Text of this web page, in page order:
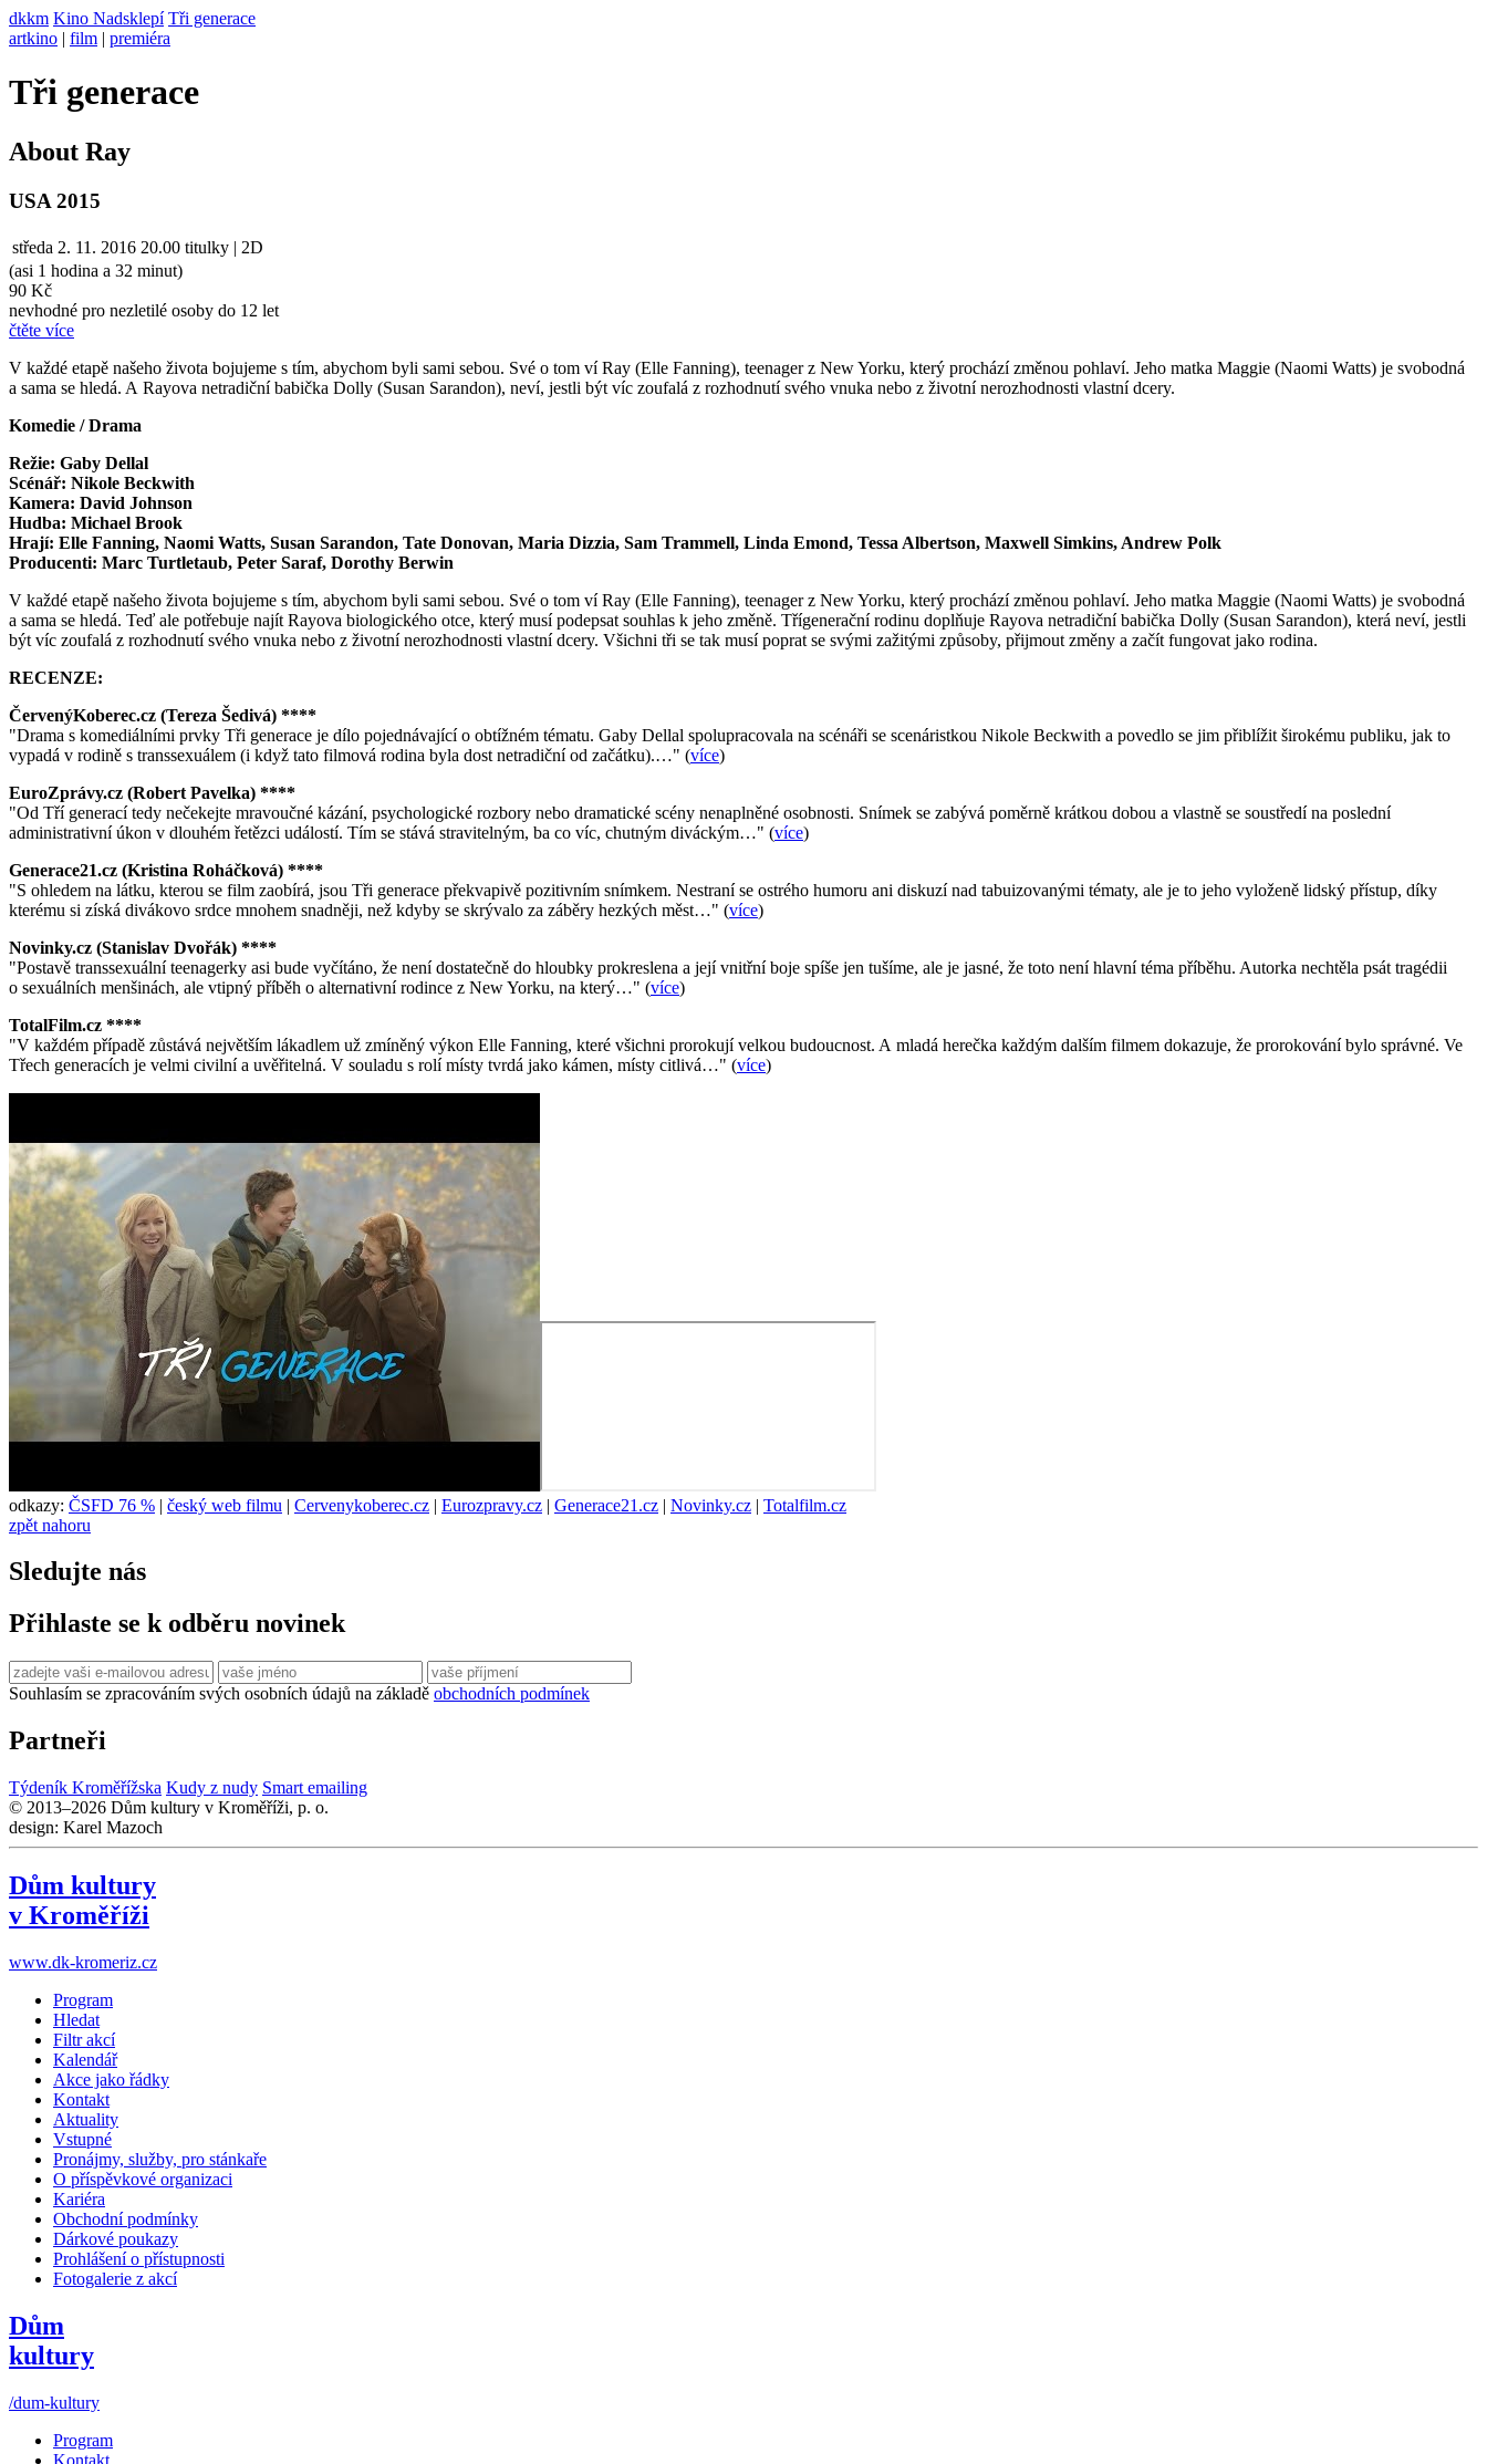
dkkm Kino Nadsklepí Tři generace
artkino | film | premiéra
Tři generace
About Ray
USA 2015
středa 2. 11. 2016 20.00 titulky | 2D
(asi 1 hodina a 32 minut)
90 Kč
nevhodné pro nezletilé osoby do 12 let
čtěte více
V každé etapě našeho života bojujeme s tím, abychom byli sami sebou. Své o tom ví Ray (Elle Fanning), teenager z New Yorku, který prochází změnou pohlaví. Jeho matka Maggie (Naomi Watts) je svobodná
a sama se hledá. A Rayova netradiční babička Dolly (Susan Sarandon), neví, jestli být víc zoufalá z rozhodnutí svého vnuka nebo z životní nerozhodnosti vlastní dcery.
Komedie / Drama
Režie: Gaby Dellal
Scénář: Nikole Beckwith
Kamera: David Johnson
Hudba: Michael Brook
Hrají: Elle Fanning, Naomi Watts, Susan Sarandon, Tate Donovan, Maria Dizzia, Sam Trammell, Linda Emond, Tessa Albertson, Maxwell Simkins, Andrew Polk
Producenti: Marc Turtletaub, Peter Saraf, Dorothy Berwin
V každé etapě našeho života bojujeme s tím, abychom byli sami sebou. Své o tom ví Ray (Elle Fanning), teenager z New Yorku, který prochází změnou pohlaví. Jeho matka Maggie (Naomi Watts) je svobodná
a sama se hledá. Teď ale potřebuje najít Rayova biologického otce, který musí podepsat souhlas k jeho změně. Třígenerační rodinu doplňuje Rayova netradiční babička Dolly (Susan Sarandon), která neví, jestli
být víc zoufalá z rozhodnutí svého vnuka nebo z životní nerozhodnosti vlastní dcery. Všichni tři se tak musí poprat se svými zažitými způsoby, přijmout změny a začít fungovat jako rodina.
RECENZE:
ČervenýKoberec.cz (Tereza Šedivá) ****
"Drama s komediálními prvky Tři generace je dílo pojednávající o obtížném tématu. Gaby Dellal spolupracovala na scénáři se scenáristkou Nikole Beckwith a povedlo se jim přiblížit širokému publiku, jak to
vypadá v rodině s transsexuálem (i když tato filmová rodina byla dost netradiční od začátku).…" (více)
EuroZprávy.cz (Robert Pavelka) ****
"Od Tří generací tedy nečekejte mravoučné kázání, psychologické rozbory nebo dramatické scény nenaplněné osobnosti. Snímek se zabývá poměrně krátkou dobou a vlastně se soustředí na poslední
administrativní úkon v dlouhém řetězci událostí. Tím se stává stravitelným, ba co víc, chutným diváckým…" (více)
Generace21.cz (Kristina Roháčková) ****
"S ohledem na látku, kterou se film zaobírá, jsou Tři generace překvapivě pozitivním snímkem. Nestraní se ostrého humoru ani diskuzí nad tabuizovanými tématy, ale je to jeho vyloženě lidský přístup, díky
kterému si získá divákovo srdce mnohem snadněji, než kdyby se skrývalo za záběry hezkých měst…" (více)
Novinky.cz (Stanislav Dvořák) ****
"Postavě transsexuální teenagerky asi bude vyčítáno, že není dostatečně do hloubky prokreslena a její vnitřní boje spíše jen tušíme, ale je jasné, že toto není hlavní téma příběhu. Autorka nechtěla psát tragédii
o sexuálních menšinách, ale vtipný příběh o alternativní rodince z New Yorku, na který…" (více)
TotalFilm.cz ****
"V každém případě zůstává největším lákadlem už zmíněný výkon Elle Fanning, které všichni prorokují velkou budoucnost. A mladá herečka každým dalším filmem dokazuje, že prorokování bylo správné. Ve
Třech generacích je velmi civilní a uvěřitelná. V souladu s rolí místy tvrdá jako kámen, místy citlivá…" (více)
odkazy: ČSFD 76 % | český web filmu | Cervenykoberec.cz | Eurozpravy.cz | Generace21.cz | Novinky.cz | Totalfilm.cz
zpět nahoru
Sledujte nás
Přihlaste se k odběru novinek
Souhlasím se zpracováním svých osobních údajů na základě obchodních podmínek
Partneři
Týdeník Kroměřížska Kudy z nudy Smart emailing
© 2013–2026 Dům kultury v Kroměříži, p. o.
design: Karel Mazoch
Dům kultury
v Kroměříži
www.dk-kromeriz.cz
Program
Hledat
Filtr akcí
Kalendář
Akce jako řádky
Kontakt
Aktuality
Vstupné
Pronájmy, služby, pro stánkaře
O příspěvkové organizaci
Kariéra
Obchodní podmínky
Dárkové poukazy
Prohlášení o přístupnosti
Fotogalerie z akcí
Dům
kultury
/dum-kultury
Program
Kontakt